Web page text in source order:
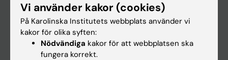
Utbildning
Forskarutbildning
Forskning
Vi använder kakor (cookies)
På Karolinska Institutets webbplats använder vi
kakor för olika syften:
Nödvändiga kakor för att webbplatsen ska
fungera korrekt.